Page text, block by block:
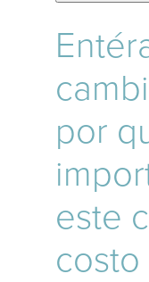
por
este
costo